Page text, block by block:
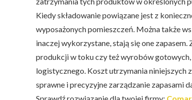
Kiedy składowanie powiązane jest z
wyposażonych pomieszczeń. Można także
inaczej wykorzystane, stają się one
produkcji w toku czy też wyrobów gotowych,
logistycznego. Koszt utrzymania niniejszych
sprawne i precyzyjne zarządzanie zapasami